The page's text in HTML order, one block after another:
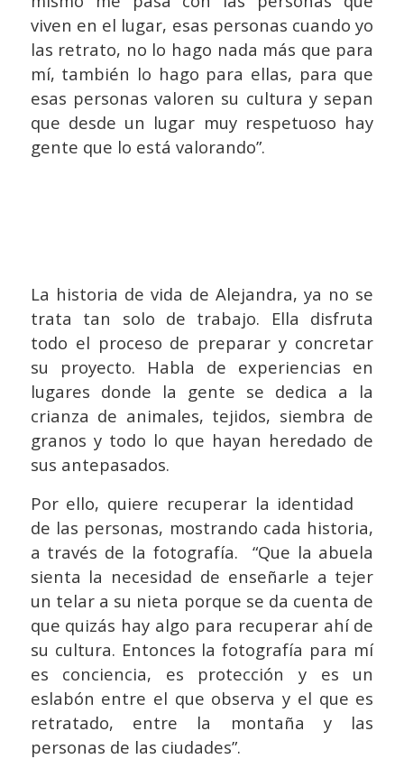
viven en el lugar, esas personas cuando yo
las retrato, no lo hago nada más que para
mí, también lo hago para ellas, para que
esas personas valoren su cultura y sepan
que desde un lugar muy respetuoso hay
gente que lo está valorando”.
La historia de vida de Alejandra, ya no se
trata tan solo de trabajo. Ella disfruta
todo el proceso de preparar y concretar
su proyecto. Habla de experiencias en
lugares donde la gente se dedica a la
crianza de animales, tejidos, siembra de
granos y todo lo que hayan heredado de
sus antepasados.
Por ello, quiere recuperar la identidad
de las personas, mostrando cada historia,
a través de la fotografía. “Que la abuela
sienta la necesidad de enseñarle a tejer
un telar a su nieta porque se da cuenta de
que quizás hay algo para recuperar ahí de
su cultura. Entonces la fotografía para mí
es conciencia, es protección y es un
eslabón entre el que observa y el que es
retratado, entre la montaña y las
personas de las ciudades”.